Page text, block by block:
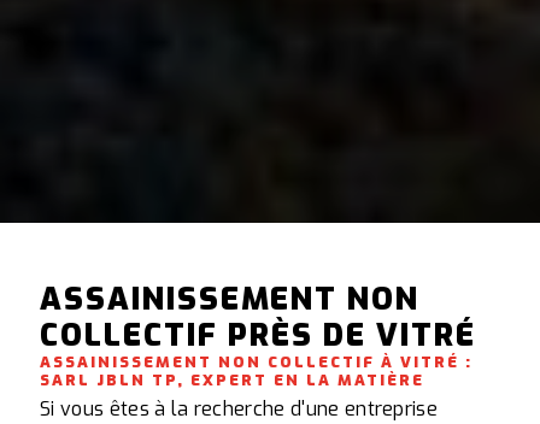
ASSAINISSEMENT NON
COLLECTIF PRÈS DE VITRÉ
ASSAINISSEMENT NON COLLECTIF À VITRÉ :
SARL JBLN TP, EXPERT EN LA MATIÈRE
Si vous êtes à la recherche d'une entreprise